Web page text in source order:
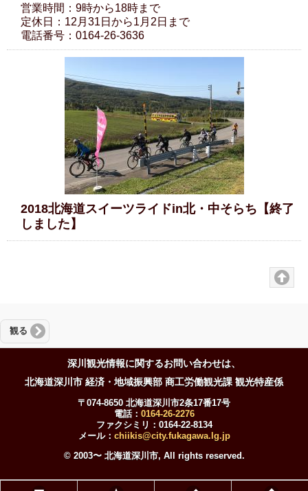
営業時間：9時から18時まで
定休日：12月31日から1月2日まで
電話番号：0164-26-3636
2018北海道スイーツライドin北・中そらち【終了
しました】
観る
深川観光情報に関するお問い合わせは、
北海道深川市 経済・地域振興部 商工労働観光課 観光特産係
〒074-8650 北海道深川市2条17番17号
電話： 0164-26-2276
ファクシミリ：0164-22-8134
メール： chiikis@city.fukagawa.lg.jp
© 2003〜 北海道深川市, All rights reserved.